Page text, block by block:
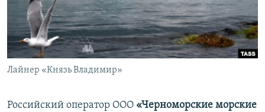
ПОБЕДИТЕЛЕЙ НЕ СУДЯТ?
КРЫМ.НЕПОКОРЕННЫЙ
ELIFBE
УКРАИНСКАЯ ПРОБЛЕМА КРЫМА
ПРИСОЕДИНЯЙТЕСЬ!
Лайнер «Князь Владимир»
Российский оператор ООО «Черноморские морские